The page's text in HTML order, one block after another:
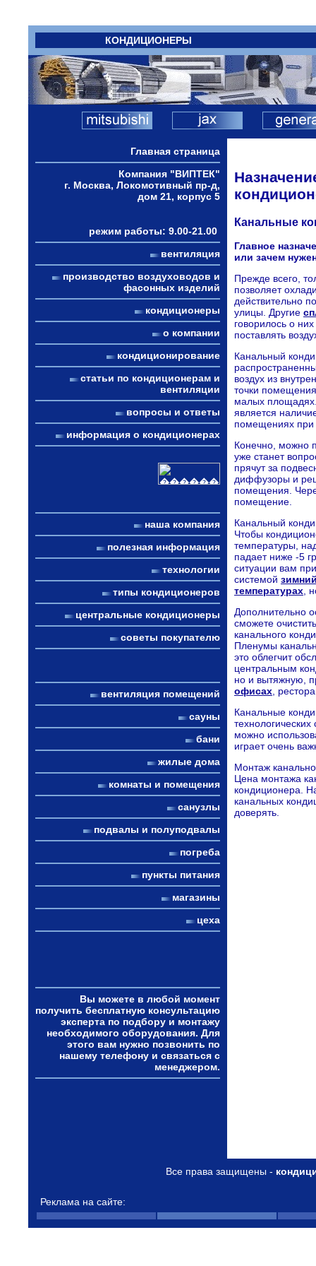
КОНДИЦИОНЕРЫ
Главная страница
Компания "ВИПТЕК"
г. Москва, Локомотивный пр-д,
дом 21, корпус 5
режим работы: 9.00-21.00
вентиляция
производство воздуховодов и
фасонных изделий
кондиционеры
о компании
кондиционирование
статьи по кондиционерам и
вентиляции
вопросы и ответы
информация о кондиционерах
наша компания
полезная информация
технологии
типы кондиционеров
центральные кондиционеры
советы покупателю
вентиляция помещений
сауны
бани
жилые дома
комнаты и помещения
санузлы
подвалы и полуподвалы
погреба
пункты питания
магазины
цеха
Вы можете в любой момент
получить бесплатную консультацию
эксперта по подбору и монтажу
необходимого оборудования. Для
этого вам нужно позвонить по
нашему телефону и связаться с
менеджером.
Канальные
Главное
или зачем
Прежде всего,
позволяет
действительно
улицы. Другие
говорилось о
поставлять
Канальный
воздух из
точки
малых площадях.
является
помещениях при
Конечно, можно
уже станет
прячут за
диффузоры и
помещения.
помещение.
Канальный
Чтобы
температуры,
падает ниже -5
ситуации вам
системой
температурах,
Дополнительно
сможете
канального
Пленумы
это облегчит
центральным
но и вытяжную,
офисах,
Канальные
можно
играет очень
Монтаж
Цена монтажа
кондиционера.
канальных
доверять.
Все права защищены -
Реклама на сайте: